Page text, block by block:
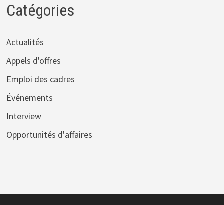
Catégories
Actualités
Appels d'offres
Emploi des cadres
Événements
Interview
Opportunités d'affaires